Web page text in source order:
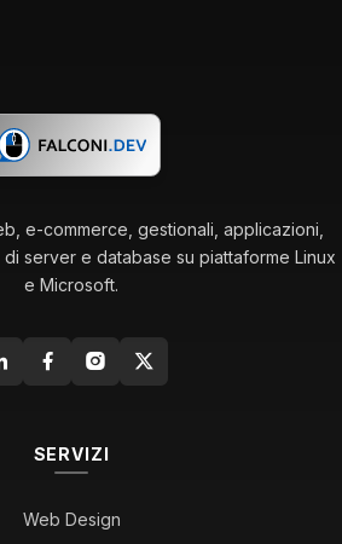
e-commerce, gestionali, applicazioni,
server e database su piattaforme Linux
e Microsoft.
SERVIZI
Web Design